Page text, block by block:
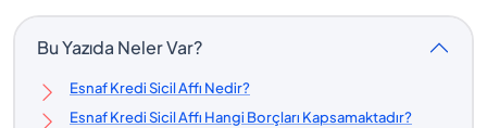
Bu Yazıda Neler Var?
Esnaf Kredi Sicil Affı Nedir?
Esnaf Kredi Sicil Affı Hangi Borçları Kapsamaktadır?